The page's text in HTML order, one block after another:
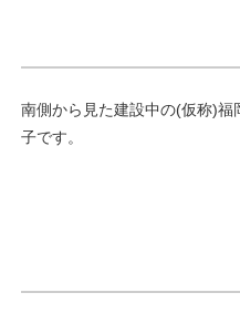
南側から見た建設中の(仮称)
子です。